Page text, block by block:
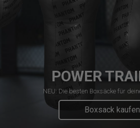
POWER
NEU: Die besten Boxsäcke für
Boxsack kaufen